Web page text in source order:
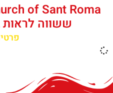
ששווה לראות